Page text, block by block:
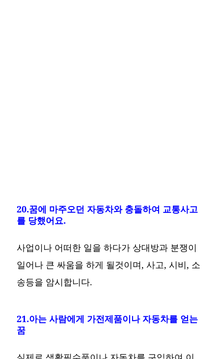
20.꿈에 마주오던 자동차와 충돌하여 교통사고
를 당했어요.
사업이나 어떠한 일을 하다가 상대방과 분쟁이
일어나 큰 싸움을 하게 될것이며, 사고, 시비, 소
송등을 암시합니다.
21.아는 사람에게 가전제품이나 자동차를 얻는
꿈